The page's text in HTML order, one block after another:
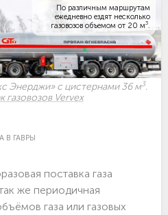
По различным маршрутам
ежедневно ездят несколько
газовозов объемом от 20 м3
Энерджи» с цистернами 36 м3.
газовозов Vervex
В ГАВРЫ
поставка газа
же периодичная
газа или газовых